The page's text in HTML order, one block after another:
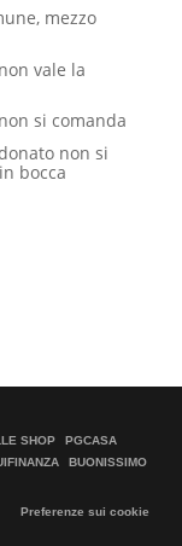
mezzo
vale la
si comanda
non si
bocca
SHOP
PGCASA
BUONISSIMO
Preferenze sui cookie